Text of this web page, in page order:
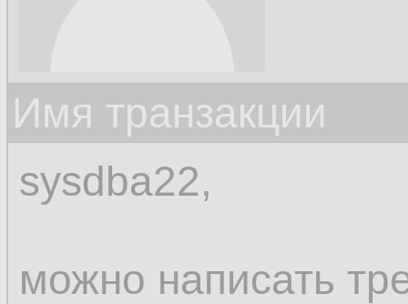
Имя транзакции
sysdba22,
можно написать